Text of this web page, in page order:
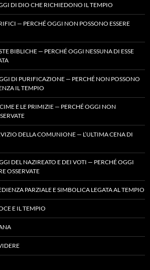
DI DIO CHE RICHIEDONO IL TEMPIO
— PERCHÉ OGGI NON POSSONO ESSERE
BIBLICHE — PERCHÉ OGGI NESSUNA DI ESSE
DI PURIFICAZIONE — PERCHÉ NON POSSONO
IL TEMPIO
E LE PRIMIZIE — PERCHÉ OGGI NON
DELLA COMUNIONE — L’ULTIMA CENA DI
DEL NAZIREATO E DEI VOTI — PERCHÉ OGGI
OSSERVATE
PARZIALE E SIMBOLICA LEGATA AL TEMPIO
E IL TEMPIO